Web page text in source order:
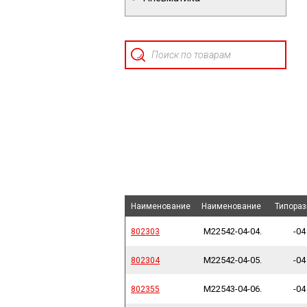
Наименование Наименование
802303 M22542-04-04. -04
802304 M22542-04-05. -04
802355 M22543-04-06. -04
Наименование
802303
802304
802355
Наименование
Наименование Наименование